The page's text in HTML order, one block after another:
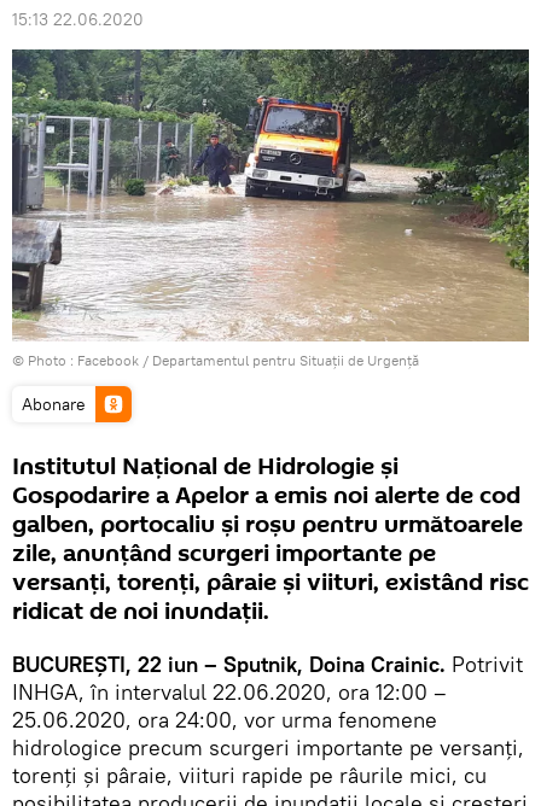
15:13 22.06.2020
© Photo : Facebook / Departamentul pentru Situaţii de Urgenţă
Abonare
Institutul Naţional de Hidrologie şi
Gospodarire a Apelor a emis noi alerte de cod
galben, portocaliu şi roşu pentru următoarele
zile, anunţând scurgeri importante pe
versanţi, torenţi, pâraie şi viituri, existând risc
ridicat de noi inundaţii.
BUCUREŞTI, 22 iun – Sputnik, Doina Crainic. Potrivit
INHGA, în intervalul 22.06.2020, ora 12:00 –
25.06.2020, ora 24:00, vor urma fenomene
hidrologice precum scurgeri importante pe versanţi,
torenţi şi pâraie, viituri rapide pe râurile mici, cu